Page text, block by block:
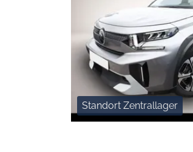
Standort Zentrallager